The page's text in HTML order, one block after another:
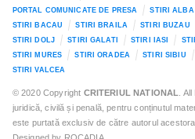
PORTAL COMUNICATE DE PRESA
STIRI ALBA
STIRI BACAU
STIRI BRAILA STIRI BUZAU
STIRI DOLJ
STIRI GALATI STIRI IASI
STIRI MURES
STIRI ORADEA STIRI SIBIU
STIRI VALCEA
© 2020 Copyright CRITERIUL NATIONAL .
juridică, civilă și penală, pentru conținutul
este purtată exclusiv de către autorul acestora.